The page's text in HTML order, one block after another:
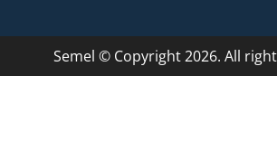
Semel © Copyright 2026. All